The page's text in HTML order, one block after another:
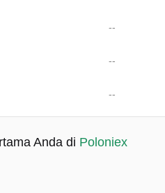
--
--
--
Anda di Poloniex